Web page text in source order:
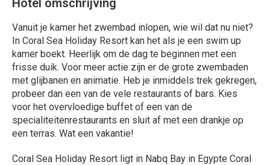
Vanuit je kamer het zwembad inlopen, wie wil dat nu niet?
In Coral Sea Holiday Resort kan het als je een swim up
kamer boekt. Heerlijk om de dag te beginnen met een
frisse duik. Voor meer actie zijn er de grote zwembaden
met glijbanen en animatie. Heb je inmiddels trek gekregen,
probeer dan een van de vele restaurants of bars. Kies
voor het overvloedige buffet of een van de
specialiteitenrestaurants en sluit af met een drankje op
een terras. Wat een vakantie!
Coral Sea Holiday Resort ligt in Nabq Bay in Egypte Coral